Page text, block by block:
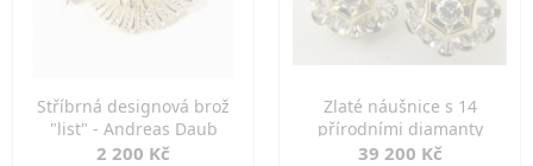
Stříbrná designová brož
"list" - Andreas Daub
2 200 Kč
Zlaté náušnice s 14
přírodními diamanty
39 200 Kč